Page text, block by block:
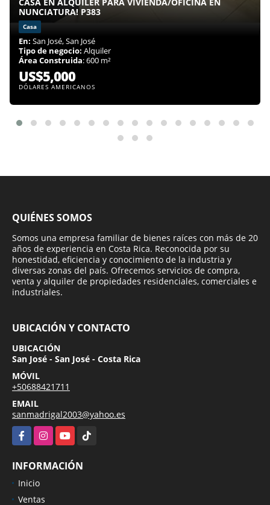
NUNCIATURA! P383
Casa
En: San José, San José
Tipo de negocio: Alquiler
Área Construida: 600 m²
US$5,000
DÓLARES AMERICANOS
QUIÉNES SOMOS
Somos una empresa familiar de bienes raíces con más de 20
años de experiencia en Costa Rica. Reconocida por su
honestidad, eficiencia y conocimiento de la industria y
diversas zonas del país. Ofrecemos servicios de compra,
venta y alquiler de propiedades residenciales, comerciales e
industriales.
UBICACIÓN Y CONTACTO
UBICACIÓN
San José - San José - Costa Rica
MÓVIL
+50688421711
EMAIL
sanmadrigal2003@yahoo.es
FacebookInstagram
YouTube
INFORMACIÓN
Inicio